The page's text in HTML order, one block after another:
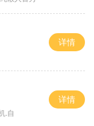
详情
.自
详情